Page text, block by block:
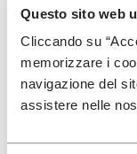
Questo sito web
Cliccando su
memorizzare i
navigazione del
assistere nelle
Bodengefühl